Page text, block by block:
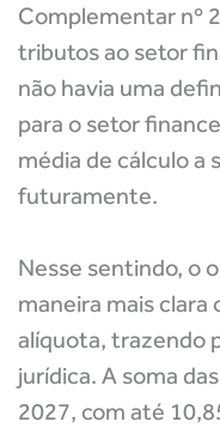
Complementar nº
tributos ao setor
não havia uma
para o setor
média de cálculo a
futuramente.
Nesse sentindo, o
maneira mais clara
alíquota, trazendo
jurídica. A soma
2027, com até